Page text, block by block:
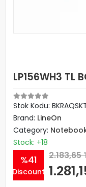
LP156WH3 TL
Stok Kodu:
Brand: LineOn
Category:
Stock: +18
%41
Discount
2.183,65